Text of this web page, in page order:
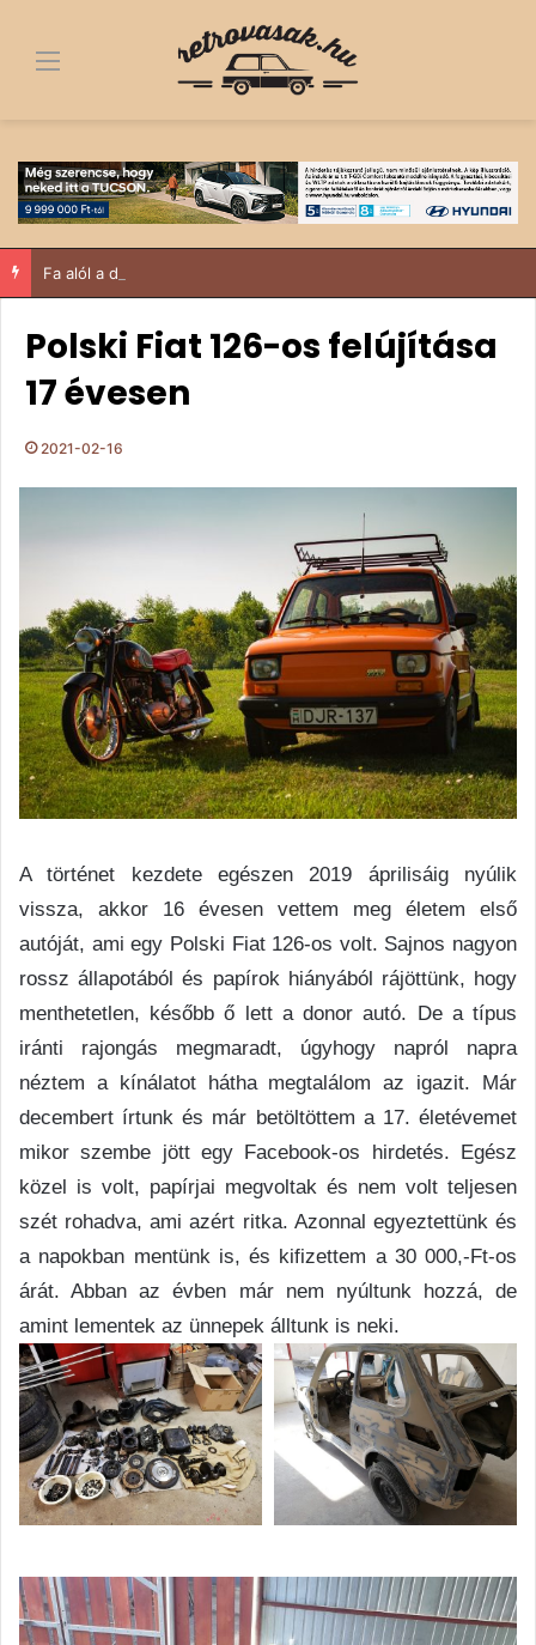
Menü
Polski Fiat 126-os felújítása
17 évesen
2021-02-16
A történet kezdete egészen 2019 áprilisáig nyúlik
vissza, akkor 16 évesen vettem meg életem első
autóját, ami egy Polski Fiat 126-os volt. Sajnos nagyon
rossz állapotából és papírok hiányából rájöttünk, hogy
menthetetlen, később ő lett a donor autó. De a típus
iránti rajongás megmaradt, úgyhogy napról napra
néztem a kínálatot hátha megtalálom az igazit. Már
decembert írtunk és már betöltöttem a 17. életévemet
mikor szembe jött egy Facebook-os hirdetés. Egész
közel is volt, papírjai megvoltak és nem volt teljesen
szét rohadva, ami azért ritka. Azonnal egyeztettünk és
a napokban mentünk is, és kifizettem a 30 000,-Ft-os
árát. Abban az évben már nem nyúltunk hozzá, de
amint lementek az ünnepek álltunk is neki.